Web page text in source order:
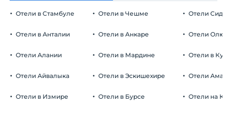
Отели в Стамбуле
Отели в Анталии
Отели Алании
Отели Айвалыка
Отели в Измире
Отели в Чешме
Отели в Анкаре
Отели в Мардине
Отели в Эскишехире
Отели в Бурсе
Отели Сиде
Отели
Отели в
Отели
Отели на